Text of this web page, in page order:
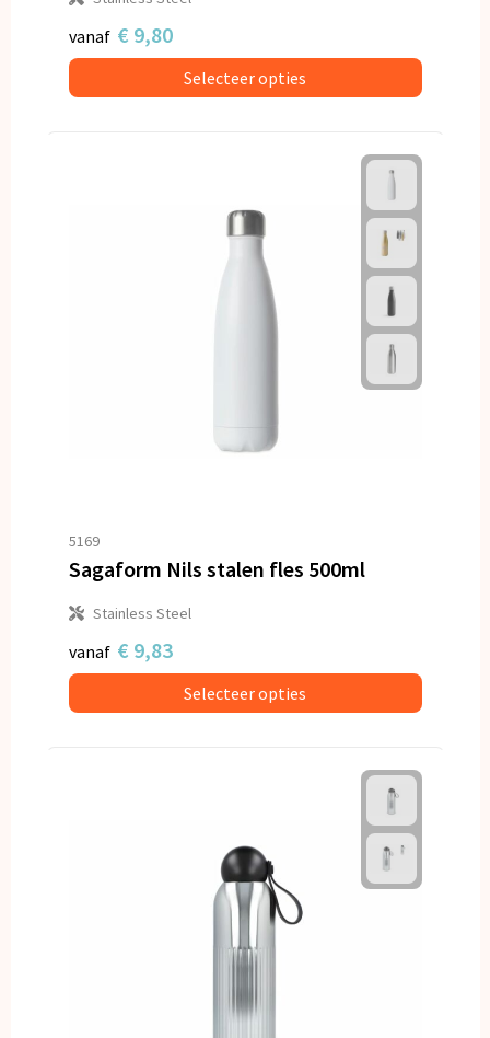
vanaf € 9,80
Selecteer opties
5169
Sagaform Nils stalen fles 500ml
Stainless Steel
vanaf € 9,83
Selecteer opties